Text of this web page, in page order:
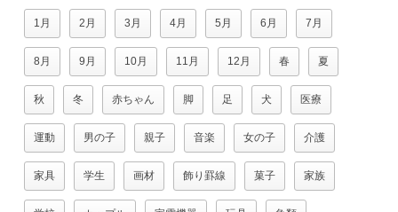
1月 2月 3月 4月 5月 6月 7月
8月 9月 10月 11月 12月 春 夏
秋 冬 赤ちゃん 脚 足 犬 医療
運動 男の子 親子 音楽 女の子 介護
家具 学生 画材 飾り罫線 菓子 家族